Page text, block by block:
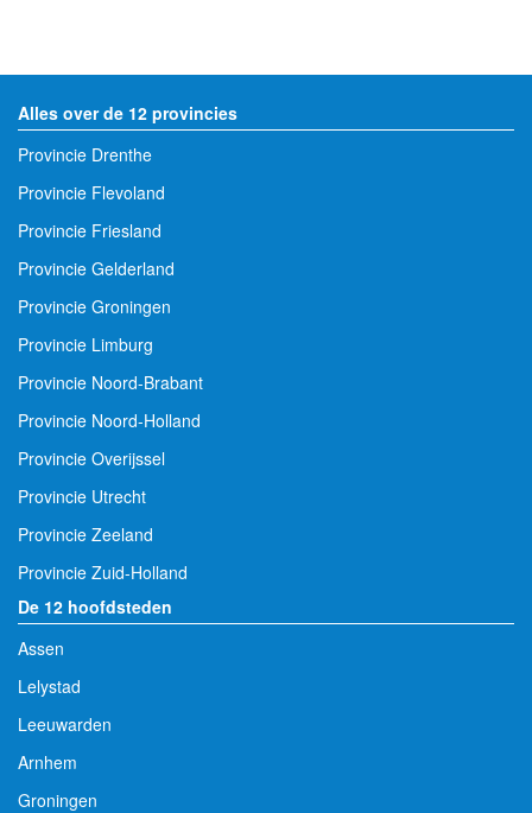
Alles over de 12 provincies
Provincie Drenthe
Provincie Flevoland
Provincie Friesland
Provincie Gelderland
Provincie Groningen
Provincie Limburg
Provincie Noord-Brabant
Provincie Noord-Holland
Provincie Overijssel
Provincie Utrecht
Provincie Zeeland
Provincie Zuid-Holland
De 12 hoofdsteden
Assen
Lelystad
Leeuwarden
Arnhem
Groningen